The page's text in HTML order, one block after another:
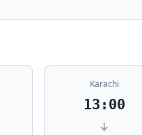
Karachi
13:00
↓